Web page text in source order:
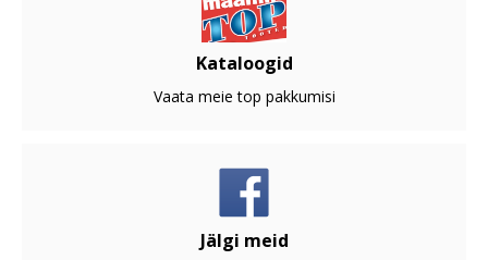
Kataloogid
Vaata meie top pakkumisi
Jälgi meid